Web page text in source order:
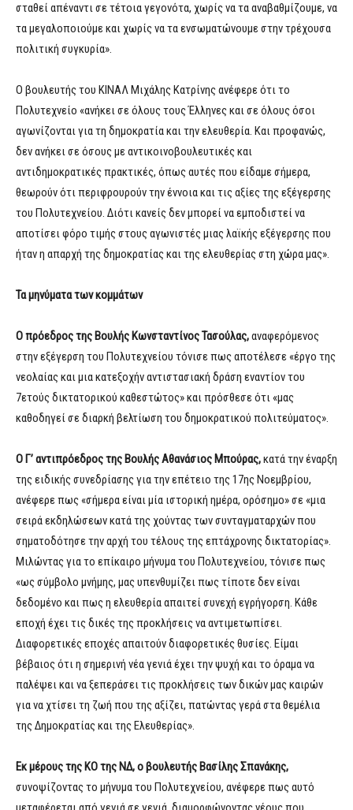
σταθεί απέναντι σε τέτοια γεγονότα, χωρίς να τα αναβαθμίζουμε, να
τα μεγαλοποιούμε και χωρίς να τα ενσωματώνουμε στην τρέχουσα
πολιτική συγκυρία».
Ο βουλευτής του ΚΙΝΑΛ Μιχάλης Κατρίνης ανέφερε ότι το
Πολυτεχνείο «ανήκει σε όλους τους Έλληνες και σε όλους όσοι
αγωνίζονται για τη δημοκρατία και την ελευθερία. Και προφανώς,
δεν ανήκει σε όσους με αντικοινοβουλευτικές και
αντιδημοκρατικές πρακτικές, όπως αυτές που είδαμε σήμερα,
θεωρούν ότι περιφρουρούν την έννοια και τις αξίες της εξέγερσης
του Πολυτεχνείου. Διότι κανείς δεν μπορεί να εμποδιστεί να
αποτίσει φόρο τιμής στους αγωνιστές μιας λαϊκής εξέγερσης που
ήταν η απαρχή της δημοκρατίας και της ελευθερίας στη χώρα μας».
Τα μηνύματα των κομμάτων
Ο πρόεδρος της Βουλής Κωνσταντίνος Τασούλας,αναφερόμενος
στην εξέγερση του Πολυτεχνείου τόνισε πως αποτέλεσε «έργο της
νεολαίας και μια κατεξοχήν αντιστασιακή δράση εναντίον του
7ετούς δικτατορικού καθεστώτος» και πρόσθεσε ότι «μας
καθοδηγεί σε διαρκή βελτίωση του δημοκρατικού πολιτεύματος».
Ο Γ’ αντιπρόεδρος της Βουλής Αθανάσιος Μπούρας,κατά την έναρξη
της ειδικής συνεδρίασης για την επέτειο της 17ης Νοεμβρίου,
ανέφερε πως «σήμερα είναι μία ιστορική ημέρα, ορόσημο» σε «μια
σειρά εκδηλώσεων κατά της χούντας των συνταγματαρχών που
σηματοδότησε την αρχή του τέλους της επτάχρονης δικτατορίας».
Μιλώντας για το επίκαιρο μήνυμα του Πολυτεχνείου, τόνισε πως
«ως σύμβολο μνήμης, μας υπενθυμίζει πως τίποτε δεν είναι
δεδομένο και πως η ελευθερία απαιτεί συνεχή εγρήγορση. Κάθε
εποχή έχει τις δικές της προκλήσεις να αντιμετωπίσει.
Διαφορετικές εποχές απαιτούν διαφορετικές θυσίες. Είμαι
βέβαιος ότι η σημερινή νέα γενιά έχει την ψυχή και το όραμα να
παλέψει και να ξεπεράσει τις προκλήσεις των δικών μας καιρών
για να χτίσει τη ζωή που της αξίζει, πατώντας γερά στα θεμέλια
της Δημοκρατίας και της Ελευθερίας».
Εκ μέρους της ΚΟ της ΝΔ, ο βουλευτής Βασίλης Σπανάκης,
συνοψίζοντας το μήνυμα του Πολυτεχνείου, ανέφερε πως αυτό